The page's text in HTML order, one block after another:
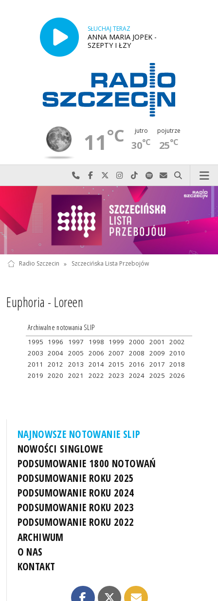
SŁUCHAJ TERAZ
ANNA MARIA JOPEK -
SZEPTY I ŁZY
11°C jutro
30°C
pojutrze
25°C
Najlepiej po prostu do nas zadzwoń
Odwiedź nas na Facebook-u
Odwiedź nas na X
Odwiedź nas na Instagram-ie
Odwiedź nas na TikTok-u
Szukaj nas na Spotify
Wyślij do nas
Szukaj
Radio Szczecin » Szczecińska Lista Przebojów
Euphoria - Loreen
Archiwalne notowania SLIP
1995 1996 1997 1998 1999 2000 2001
2002
2003 2004 2005 2006 2007 2008 2009 2010
2011
2012 2013 2014 2015 2016 2017 2018
2019 2020 2021 2022 2023 2024 2025 2026
NAJNOWSZE NOTOWANIE SLIP
NOWOŚCI SINGLOWE
PODSUMOWANIE 1800 NOTOWAŃ
PODSUMOWANIE ROKU 2025
PODSUMOWANIE ROKU 2024
PODSUMOWANIE ROKU 2023
PODSUMOWANIE ROKU 2022
ARCHIWUM
O NAS
KONTAKT